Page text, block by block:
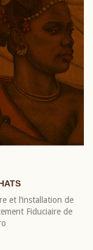
et l’installation de
Fiduciaire de